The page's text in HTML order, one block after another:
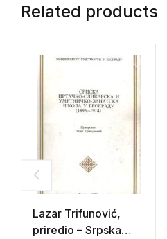
Related products
Lazar Trifunović,
priredio – Srpska